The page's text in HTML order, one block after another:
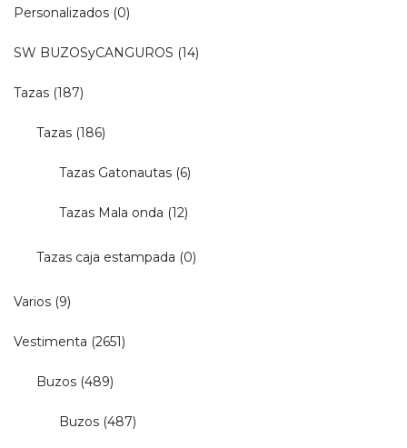
Personalizados (0)
SW BUZOSyCANGUROS (14)
Tazas (187)
Tazas (186)
Tazas Gatonautas (6)
Tazas Mala onda (12)
Tazas caja estampada (0)
Varios (9)
Vestimenta (2651)
Buzos (489)
Buzos (487)